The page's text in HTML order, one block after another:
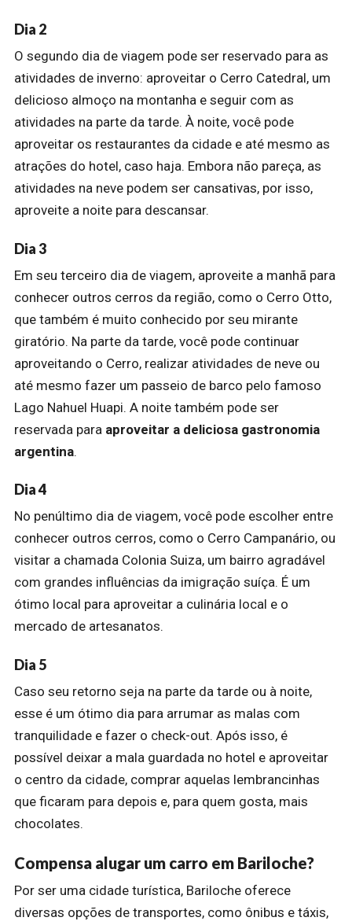
Dia 2
O segundo dia de viagem pode ser reservado para as
atividades de inverno: aproveitar o Cerro Catedral, um
delicioso almoço na montanha e seguir com as
atividades na parte da tarde. À noite, você pode
aproveitar os restaurantes da cidade e até mesmo as
atrações do hotel, caso haja. Embora não pareça, as
atividades na neve podem ser cansativas, por isso,
aproveite a noite para descansar.
Dia 3
Em seu terceiro dia de viagem, aproveite a manhã para
conhecer outros cerros da região, como o Cerro Otto,
que também é muito conhecido por seu mirante
giratório. Na parte da tarde, você pode continuar
aproveitando o Cerro, realizar atividades de neve ou
até mesmo fazer um passeio de barco pelo famoso
Lago Nahuel Huapi. A noite também pode ser
reservada para aproveitar a deliciosa gastronomia
argentina.
Dia 4
No penúltimo dia de viagem, você pode escolher entre
conhecer outros cerros, como o Cerro Campanário, ou
visitar a chamada Colonia Suiza, um bairro agradável
com grandes influências da imigração suíça. É um
ótimo local para aproveitar a culinária local e o
mercado de artesanatos.
Dia 5
Caso seu retorno seja na parte da tarde ou à noite,
esse é um ótimo dia para arrumar as malas com
tranquilidade e fazer o check-out. Após isso, é
possível deixar a mala guardada no hotel e aproveitar
o centro da cidade, comprar aquelas lembrancinhas
que ficaram para depois e, para quem gosta, mais
chocolates.
Compensa alugar um carro em Bariloche?
Por ser uma cidade turística, Bariloche oferece
diversas opções de transportes, como ônibus e táxis,